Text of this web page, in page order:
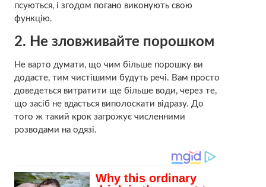
псуються, і згодом погано виконують свою
функцію.
2. Не зловживайте порошком
Не варто думати, що чим більше порошку ви
додасте, тим чистішими будуть речі. Вам просто
доведеться витратити ще більше води, через те,
що засіб не вдасться виполоскати відразу. До
того ж такий крок загрожує численними
розводами на одязі.